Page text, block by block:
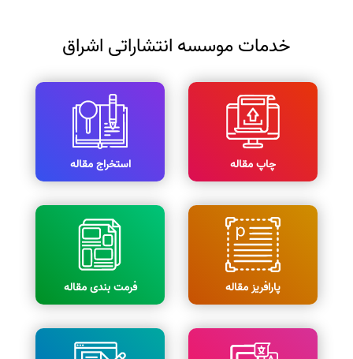
خدمات موسسه انتشاراتی اشراق
چاپ مقاله استخراج مقاله
پارافریز مقاله فرمت بندی مقاله